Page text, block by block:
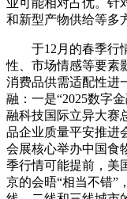
业可能相对占优。针
和新型产物供给等多
于12月的春季行情
性、市场情感等要素
消费品供需适配性进
融：一是“2025数字
融科技国际立异大赛
品企业质量平安推进
会展核心举办中国食
季行情可能提前，美
京的会晤“相当不错”